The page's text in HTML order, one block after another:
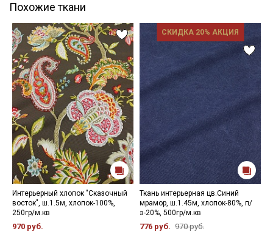
Похожие ткани
Интерьерный хлопок "Сказочный
восток", ш.1.5м, хлопок-100%,
250гр/м.кв
970 руб.
СКИДКА 20% АКЦИЯ
Ткань интерьерная цв.Синий
мрамор, ш.1.45м, хлопок-80%, п/
э-20%, 500гр/м.кв
776 руб. 970 руб.